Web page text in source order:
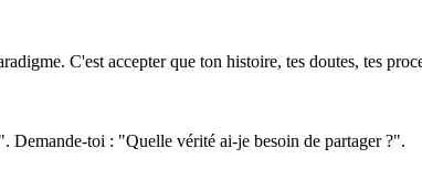
C'est accepter que ton histoire, tes doutes, tes
Demande-toi : "Quelle vérité ai-je besoin de partager ?".